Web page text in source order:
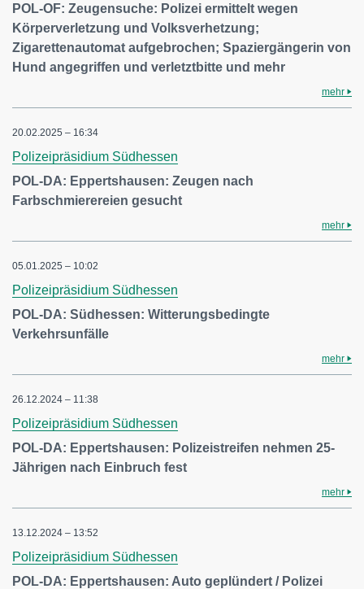
POL-OF: Zeugensuche: Polizei ermittelt wegen
Körperverletzung und Volksverhetzung;
Zigarettenautomat aufgebrochen; Spaziergängerin von
Hund angegriffen und verletztbitte und mehr
mehr
20.02.2025 – 16:34
Polizeipräsidium Südhessen
POL-DA: Eppertshausen: Zeugen nach
Farbschmierereien gesucht
mehr
05.01.2025 – 10:02
Polizeipräsidium Südhessen
POL-DA: Südhessen: Witterungsbedingte
Verkehrsunfälle
mehr
26.12.2024 – 11:38
Polizeipräsidium Südhessen
POL-DA: Eppertshausen: Polizeistreifen nehmen 25-
Jährigen nach Einbruch fest
mehr
13.12.2024 – 13:52
Polizeipräsidium Südhessen
POL-DA: Eppertshausen: Auto geplündert / Polizei